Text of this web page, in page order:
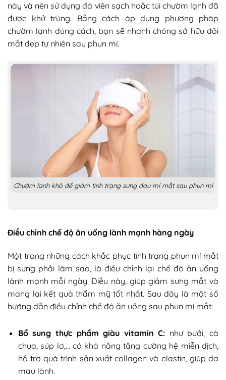
này và nên sử dụng đá viên sạch hoặc túi chườm lạnh đã
được khử trùng. Bằng cách áp dụng phương pháp
chườm lạnh đúng cách, bạn sẽ nhanh chóng sở hữu đôi
mắt đẹp tự nhiên sau phun mí.
Chườm lạnh khô để giảm tình trạng sưng đau mí mắt sau phun mí
Điều chỉnh chế độ ăn uống lành mạnh hàng ngày
Một trong những cách khắc phục tình trạng phun mí mắt
bị sưng phải làm sao, là điều chỉnh lại chế độ ăn uống
lành mạnh mỗi ngày. Điều này, giúp giảm sưng mắt và
mang lại kết quả thẩm mỹ tốt nhất. Sau đây là một số
hướng dẫn điều chỉnh chế độ ăn uống sau phun mí mắt:
Bổ sung thực phẩm giàu vitamin C: như bưởi, cà
chua, súp lơ,… có khả năng tăng cường hệ miễn dịch,
hỗ trợ quá trình sản xuất collagen và elastin, giúp da
mau lành.